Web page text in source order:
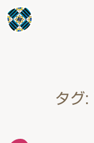
タグ: